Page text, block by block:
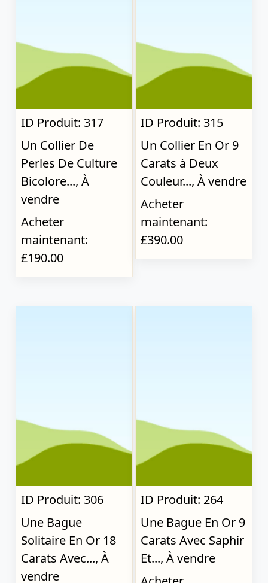
ID Produit: 317
Un Collier De
Perles De Culture
Bicolore..., À
vendre
Acheter
maintenant:
£190.00
ID Produit: 315
Un Collier En Or 9
Carats à Deux
Couleur..., À vendre
Acheter
maintenant:
£390.00
ID Produit: 306
Une Bague
Solitaire En Or 18
Carats Avec..., À
vendre
ID Produit: 264
Une Bague En Or 9
Carats Avec Saphir
Et..., À vendre